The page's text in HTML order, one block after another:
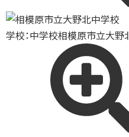
学校：中学校相模原市立大野